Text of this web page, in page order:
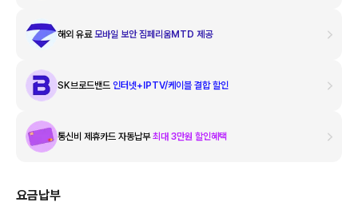
해외 유료모바일 보안 짐페리움MTD 제공
SK브로드밴드 인터넷+IPTV/케이블 결합 할인
통신비 제휴카드 자동납부최대 3만원 할인혜택
요금납부